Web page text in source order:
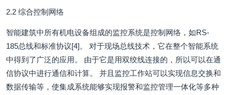
2.2 综合控制网络
智能建筑中所有机电设备组成的监控系统是控制网络，如RS-
185总线和标准协议[4]。 对于现场总线技术，它在整个智能系统
中得到了广泛的应用。 由于它是用双绞线连接的，所以可以在通
信协议中进行通信和计算。 并且监控工作站可以实现信息交换和
数据传输等，使集成系统能够实现报警和监控管理一体化等多种